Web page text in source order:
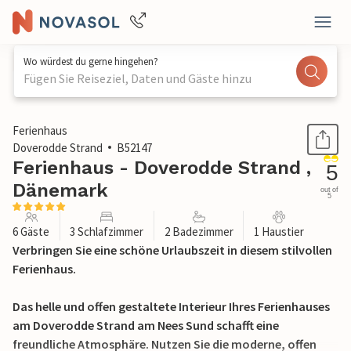
Wo würdest du gerne hingehen?
Fügen Sie Reiseziel, Daten und Gäste hinzu
1 / 34
Ferienhaus
Doverodde Strand
B52147
Ferienhaus - Doverodde Strand ,
Dänemark
5
out of
5
6 Gäste 3 Schlafzimmer 2 Badezimmer 1 Haustier
Verbringen Sie eine schöne Urlaubszeit in diesem stilvollen
Ferienhaus.
Das helle und offen gestaltete Interieur Ihres Ferienhauses
am Doverodde Strand am Nees Sund schafft eine
freundliche Atmosphäre. Nutzen Sie die moderne, offen